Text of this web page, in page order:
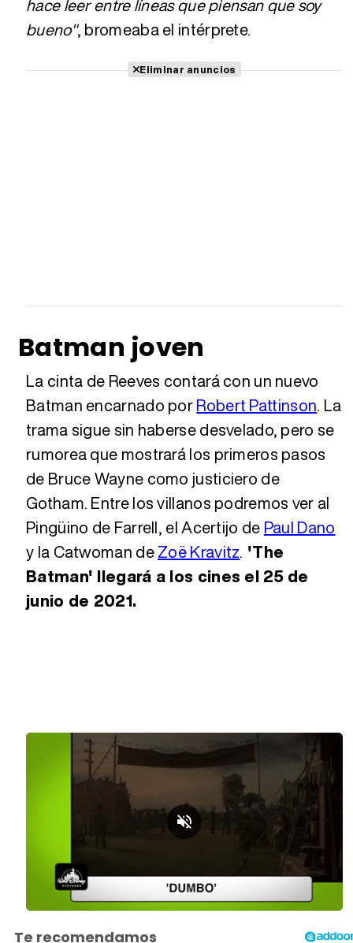
hace leer entre líneas que piensan que soy
bueno", bromeaba el intérprete.
Eliminar anuncios
Batman joven
La cinta de Reeves contará con un nuevo
Batman encarnado porRobert Pattinson. La
trama sigue sin haberse desvelado, pero se
rumorea que mostrará los primeros pasos
de Bruce Wayne como justiciero de
Gotham. Entre los villanos podremos ver al
Pingüino de Farrell, el Acertijo de Paul Dano
y la Catwoman deZoë Kravitz. 'The
Batman' llegará a los cines el 25 de
junio de 2021.
Unmute Loaded:
13.13%